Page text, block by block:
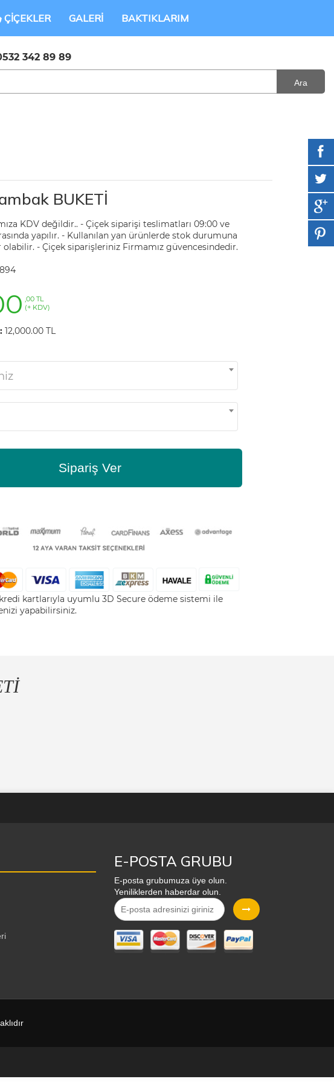
ÇİÇEKLER GALERI BAKTIKLARIM
342 89 89
Ara
BUKETİ
KDV değildir.. - Çiçek siparişi teslimatları 09:00 ve
yapılır. - Kullanılan yan ürünlerde stok durumuna
olabilir. - Çiçek siparişleriniz Firmamız güvencesindedir.
,00 TL
(+ KDV)
12,000.00 TL
Sipariş Ver
kartlarıyla uyumlu 3D Secure ödeme sistemi ile
yapabilirsiniz.
E-POSTA GRUBU
E-posta grubumuza üye olun.
Yeniliklerden haberdar olun.